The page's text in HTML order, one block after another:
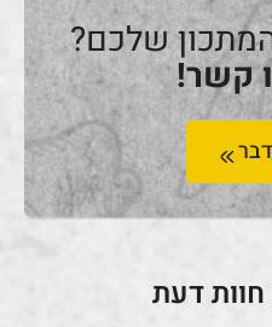
שלכם?
קשר!
דעת